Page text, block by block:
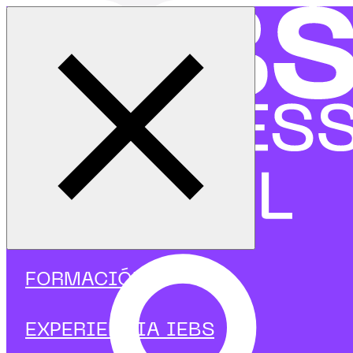
FORMACIÓN
EXPERIENCIA IEBS
Inicio
Programas
Redes Sociales
Másters de Redes
Sociales